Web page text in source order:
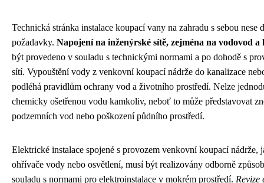
Technická stránka instalace koupací vany na zahradu s sebou nese
požadavky. Napojení na inženýrské sítě, zejména na vodovod a
být provedeno v souladu s technickými normami a po dohodě s
sítí. Vypouštění vody z venkovní koupací nádrže do kanalizace
podléhá pravidlům ochrany vod a životního prostředí. Nelze
chemicky ošetřenou vodu kamkoliv, neboť to může představovat
podzemních vod nebo poškození půdního prostředí.
Elektrické instalace spojené s provozem venkovní koupací nádrže,
ohřívače vody nebo osvětlení, musí být realizovány odborně
souladu s normami pro elektroinstalace v mokrém prostředí. Revize